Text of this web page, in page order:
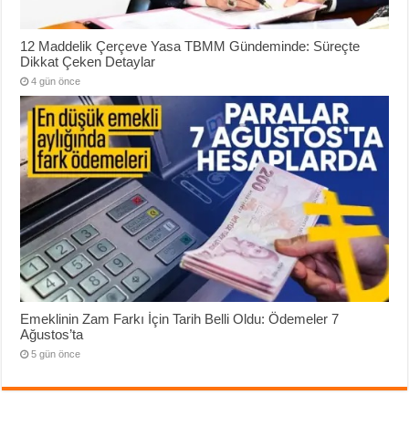
12 Maddelik Çerçeve Yasa TBMM Gündeminde: Süreçte
Dikkat Çeken Detaylar
4 gün önce
Emeklinin Zam Farkı İçin Tarih Belli Oldu: Ödemeler 7
Ağustos’ta
5 gün önce